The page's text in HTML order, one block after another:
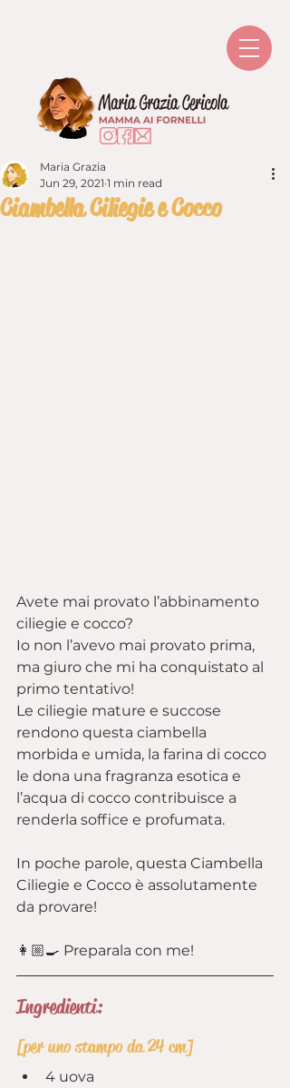
Ciambella Ciliegie e Cocco
Maria Grazia
Jun 29, 2021 1 min read
Avete mai provato l’abbinamento
ciliegie e cocco?
Io non l’avevo mai provato prima,
ma giuro che mi ha conquistato al
primo tentativo!
Le ciliegie mature e succose
rendono questa ciambella
morbida e umida, la farina di cocco
le dona una fragranza esotica e
l’acqua di cocco contribuisce a
renderla soffice e profumata.
In poche parole, questa Ciambella
Ciliegie e Cocco è assolutamente
da provare!
👩🏼‍🍳 Preparala con me!
Ingredienti:
[per uno stampo da 24 cm]
4 uova